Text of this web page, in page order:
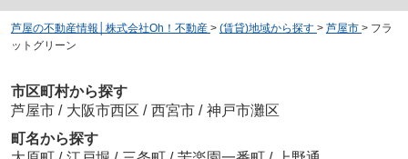
芦屋の不動産情報│株式会社Oh！不動産 > (賃貸)地域から探す > 芦屋市 > フラ
ットグリーン
市区町村から探す
芦屋市 / 大阪市西区 / 西宮市 / 神戸市灘区
町名から探す